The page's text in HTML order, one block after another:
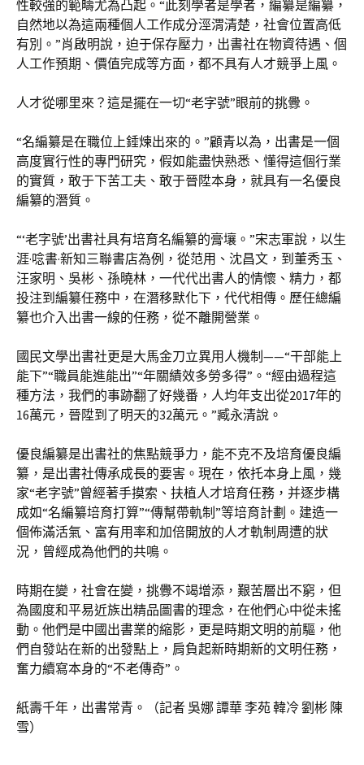
性較強的範疇尤為凸起。“此刻學者是學者，編纂是編纂，
自然地以為這兩種個人工作成分涇渭清楚，社會位置高低
有別。”肖啟明說，迫于保存壓力，出書社在物資待遇、個
人工作預期、價值完成等方面，都不具有人才競爭上風。
人才從哪里來？這是擺在一切“老字號”眼前的挑釁。
“名編纂是在職位上錘煉出來的。”顧青以為，出書是一個
高度實行性的專門研究，假如能盡快熟悉、懂得這個行業
的實質，敢于下苦工夫、敢于晉陞本身，就具有一名優良
編纂的潛質。
“‘老字號’出書社具有培育名編纂的膏壤。”宋志軍說，以生
涯·唸書·新知三聯書店為例，從范用、沈昌文，到董秀玉、
汪家明、吳彬、孫曉林，一代代出書人的情懷、精力，都
投注到編纂任務中，在潛移默化下，代代相傳。歷任總編
纂也介入出書一線的任務，從不離開營業。
國民文學出書社更是大馬金刀立異用人機制——“干部能上
能下”“職員能進能出”“年關績效多勞多得”。“經由過程這
種方法，我們的事跡翻了好幾番，人均年支出從2017年的
16萬元，晉陞到了明天的32萬元。”臧永清說。
優良編纂是出書社的焦點競爭力，能不克不及培育優良編
纂，是出書社傳承成長的要害。現在，依托本身上風，幾
家“老字號”曾經著手摸索、扶植人才培育任務，并逐步構
成如“名編纂培育打算”“傳幫帶軌制”等培育計劃。建造一
個佈滿活氣、富有用率和加倍開放的人才軌制周遭的狀
況，曾經成為他們的共鳴。
時期在變，社會在變，挑釁不竭增添，艱苦層出不窮，但
為國度和平易近族出精品圖書的理念，在他們心中從未搖
動。他們是中國出書業的縮影，更是時期文明的前驅，他
們自發站在新的出發點上，肩負起新時期新的文明任務，
奮力續寫本身的“不老傳奇”。
紙壽千年，出書常青。（記者 吳娜 譚華 李苑 韓冷 劉彬 陳
雪）